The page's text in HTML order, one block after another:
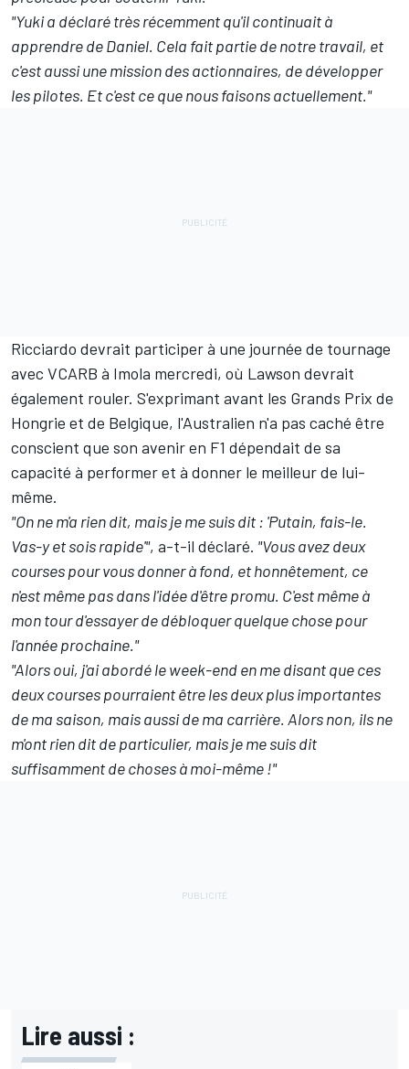
"Yuki a déclaré très récemment qu'il continuait à
apprendre de Daniel. Cela fait partie de notre travail, et
c'est aussi une mission des actionnaires, de développer
les pilotes. Et c'est ce que nous faisons actuellement."
Ricciardo devrait participer à une journée de tournage
avec VCARB à Imola mercredi, où Lawson devrait
également rouler. S'exprimant avant les Grands Prix de
Hongrie et de Belgique, l'Australien n'a pas caché être
conscient que son avenir en F1 dépendait de sa
capacité à performer et à donner le meilleur de lui-
même.
"On ne m'a rien dit, mais je me suis dit : 'Putain, fais-le.
Vas-y et sois rapide'", a-t-il déclaré. "Vous avez deux
courses pour vous donner à fond, et honnêtement, ce
n'est même pas dans l'idée d'être promu. C'est même à
mon tour d'essayer de débloquer quelque chose pour
l'année prochaine."
"Alors oui, j'ai abordé le week-end en me disant que ces
deux courses pourraient être les deux plus importantes
de ma saison, mais aussi de ma carrière. Alors non, ils ne
m'ont rien dit de particulier, mais je me suis dit
suffisamment de choses à moi-même !"
Lire aussi :